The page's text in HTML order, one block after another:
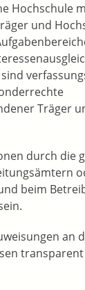
Hochschule
und
Träger
durch die
beim
an